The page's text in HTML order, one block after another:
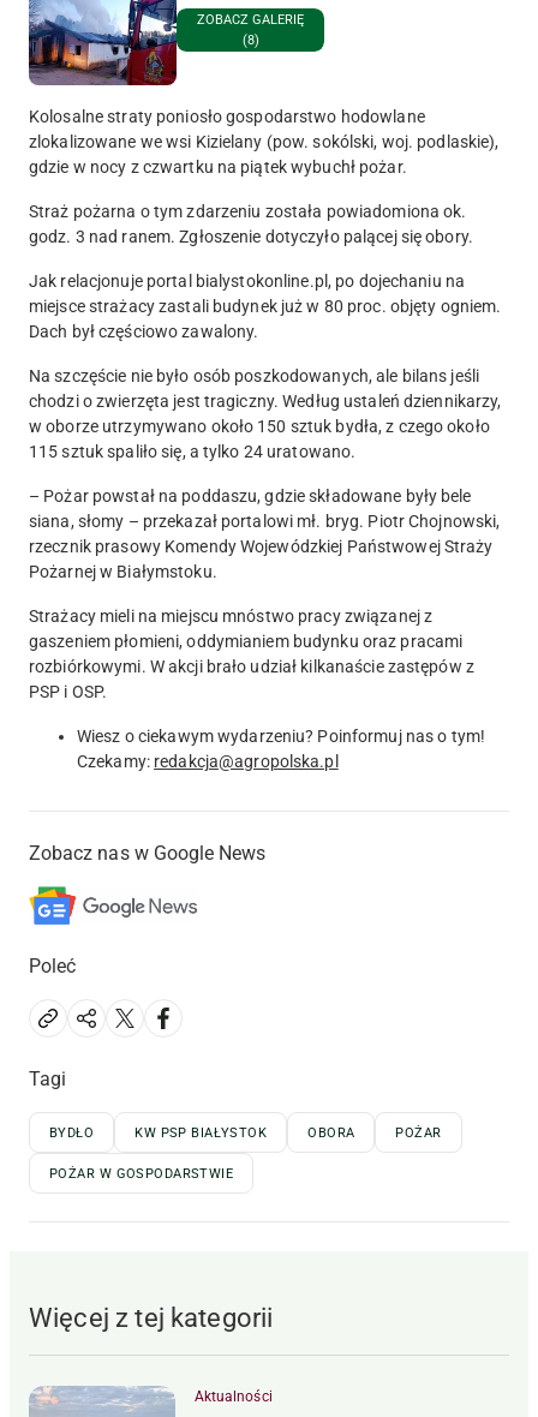
ZOBACZ GALERIĘ
(8)
Kolosalne straty poniosło gospodarstwo hodowlane
zlokalizowane we wsi Kizielany (pow. sokólski, woj. podlaskie),
gdzie w nocy z czwartku na piątek wybuchł pożar.
Straż pożarna o tym zdarzeniu została powiadomiona ok.
godz. 3 nad ranem. Zgłoszenie dotyczyło palącej się obory.
Jak relacjonuje portal bialystokonline.pl, po dojechaniu na
miejsce strażacy zastali budynek już w 80 proc. objęty ogniem.
Dach był częściowo zawalony.
Na szczęście nie było osób poszkodowanych, ale bilans jeśli
chodzi o zwierzęta jest tragiczny. Według ustaleń dziennikarzy,
w oborze utrzymywano około 150 sztuk bydła, z czego około
115 sztuk spaliło się, a tylko 24 uratowano.
– Pożar powstał na poddaszu, gdzie składowane były bele
siana, słomy – przekazał portalowi mł. bryg. Piotr Chojnowski,
rzecznik prasowy Komendy Wojewódzkiej Państwowej Straży
Pożarnej w Białymstoku.
Strażacy mieli na miejscu mnóstwo pracy związanej z
gaszeniem płomieni, oddymianiem budynku oraz pracami
rozbiórkowymi. W akcji brało udział kilkanaście zastępów z
PSP i OSP.
Wiesz o ciekawym wydarzeniu? Poinformuj nas o tym!
Czekamy: redakcja@agropolska.pl
Zobacz nas w Google News
Poleć
Tagi
BYDŁO KW PSP BIAŁYSTOK OBORA POŻAR
POŻAR W GOSPODARSTWIE
Więcej z tej kategorii
Aktualności